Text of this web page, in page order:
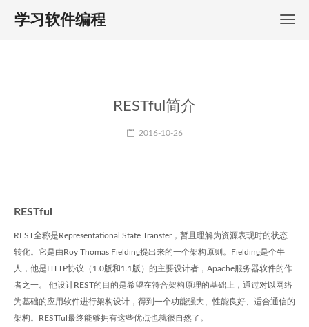
学习软件编程
RESTful简介
2016-10-26
RESTful
REST全称是Representational State Transfer，暂且理解为资源表现时的状态
转化。它是由Roy Thomas Fielding提出来的一个架构原则。Fielding是个牛
人，他是HTTP协议（1.0版和1.1版）的主要设计者，Apache服务器软件的作
者之一。 他设计REST的目的是希望在符合架构原理的基础上，通过对以网络
为基础的应用软件进行架构设计，得到一个功能强大、性能良好、适合通信的
架构。RESTful最终能够拥有这些优点也就很自然了。